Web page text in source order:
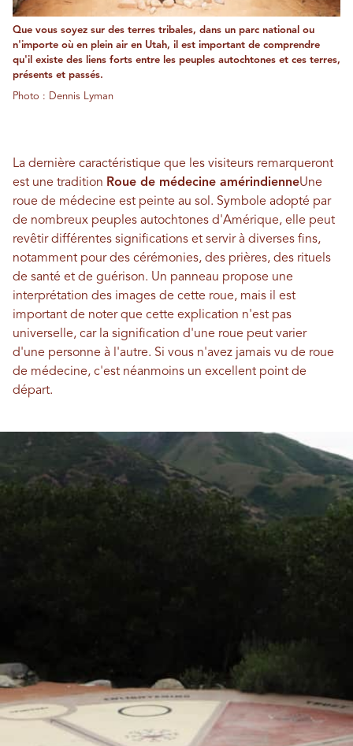
Que vous soyez sur des terres tribales, dans un parc national ou
n'importe où en plein air en Utah, il est important de comprendre
qu'il existe des liens forts entre les peuples autochtones et ces terres,
présents et passés.
Photo : Dennis Lyman
La dernière caractéristique que les visiteurs remarqueront
est une tradition Roue de médecine amérindienneUne
roue de médecine est peinte au sol. Symbole adopté par
de nombreux peuples autochtones d'Amérique, elle peut
revêtir différentes significations et servir à diverses fins,
notamment pour des cérémonies, des prières, des rituels
de santé et de guérison. Un panneau propose une
interprétation des images de cette roue, mais il est
important de noter que cette explication n'est pas
universelle, car la signification d'une roue peut varier
d'une personne à l'autre. Si vous n'avez jamais vu de roue
de médecine, c'est néanmoins un excellent point de
départ.